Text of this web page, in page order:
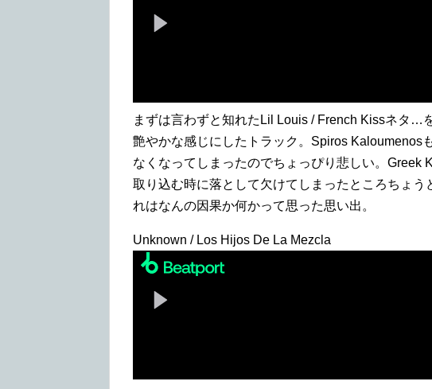
まずは言わずと知れたLil Louis / French Kissネタ…
艶やかな感じにしたトラック。Spiros Kaloumenos
なくなってしまったのでちょっぴり悲しい。Greek
取り込む時に落として欠けてしまったところちょ
れはなんの因果か何かって思った思い出。
Unknown / Los Hijos De La Mezcla